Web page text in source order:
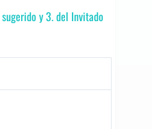
y 3. del Invitado